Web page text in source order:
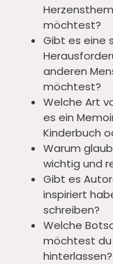
möchtest?
Gibt es eine
anderen
möchtest?
Welche Art
es ein
Kinderbuch
Warum
wichtig und
Gibt es
inspiriert
schreiben?
Welche
möchtest du
hinterlassen?